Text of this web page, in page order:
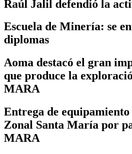
Raúl Jalil defendió la
Escuela de Minería: se
diplomas
Aoma destacó el gran
que produce la
MARA
Entrega de
Zonal Santa María por
MARA